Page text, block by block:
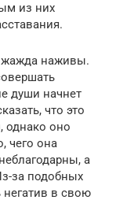
из них
жажда наживы.
души начнет
что это
однако оно
чего она
а
за подобных
негатив в свою